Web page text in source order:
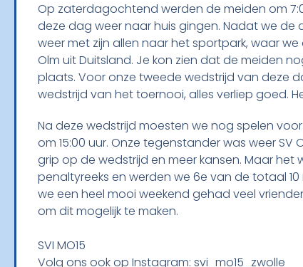
Op zaterdagochtend werden de meiden om
deze dag weer naar huis gingen. Nadat we
weer met zijn allen naar het sportpark, waar
Olm uit Duitsland. Je kon zien dat de meiden
plaats. Voor onze tweede wedstrijd van deze
wedstrijd van het toernooi, alles verliep goed.
Na deze wedstrijd moesten we nog spelen
om 15:00 uur. Onze tegenstander was weer
grip op de wedstrijd en meer kansen. Maar
penaltyreeks en werden we 6e van de totaal
we een heel mooi weekend gehad veel
om dit mogelijk te maken.
SVI MO15
Volg ons ook op Instagram: svi_mo15_zwolle